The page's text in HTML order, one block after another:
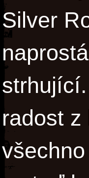
Silver
radost